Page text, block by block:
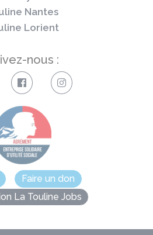
Nantes
Lorient
nous :
Faire un don
La Touline Jobs